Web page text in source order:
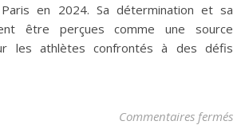
en 2024. Sa détermination et sa
être perçues comme une source
les athlètes confrontés à des défis
Commentaires fermés